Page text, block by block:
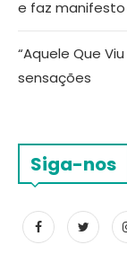
e faz
“Aquele Que
sensações
Siga-nos